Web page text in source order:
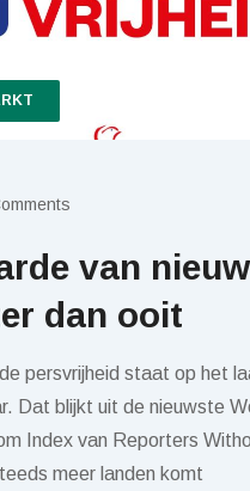
van
dan ooit
persvrijheid staat op het
Dat blijkt uit de nieuwste
Index van Reporters
meer landen komt